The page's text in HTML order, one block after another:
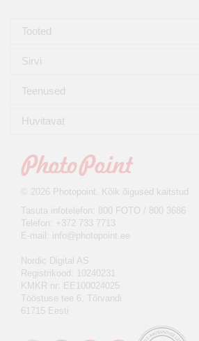
Tooted
Sirvi
Teenused
Huvitavat
© 2026 Photopoint. Kõik õigused kaitstud
Tasuta infotelefon: 800 FOTO / 800 3686
Telefon: +372 733 7713
E-mail: info@photopoint.ee
Nordic Digital AS
Registrikood: 10240231
KMKR nr: EE100024025
Tööstuse tee 6, Tõrvandi
61715 Eesti